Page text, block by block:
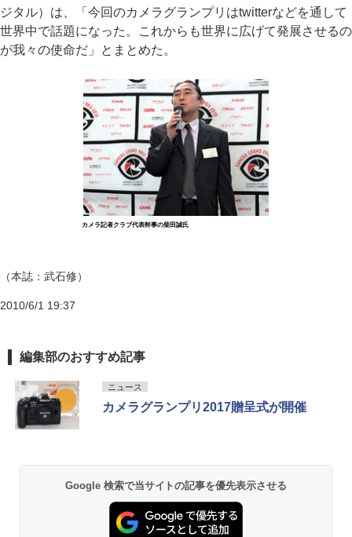
ジタル）は、「今回のカメラグランプリはtwitterなどを通して
世界中で話題になった。これからも世界に広げて発展させるの
が我々の使命だ」とまとめた。
カメラ記者クラブ代表幹事の柴田誠氏
（本誌：武石修）
2010/6/1 19:37
編集部のおすすめ記事
ニュース
カメラグランプリ2017贈呈式が開催
Google 検索で当サイトの記事を優先表示させる